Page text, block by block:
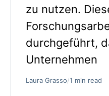
zu nutzen.
durchgeführt,
Unternehmen
Laura Grasso/1 min read